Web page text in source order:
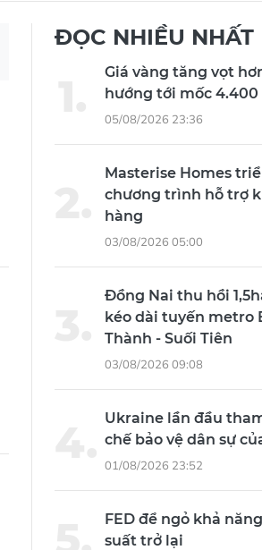
ĐỌC NHIỀU NHẤT
Giá vàng tăng vọt
hướng tới mốc 4.400
05/08/2026 23:36
Masterise Homes
chương trình hỗ trợ
hàng
03/08/2026 05:00
Đồng Nai thu hồi
kéo dài tuyến metro
Thành - Suối Tiên
03/08/2026 09:08
Ukraine lần đầu
chế bảo vệ dân sự
01/08/2026 23:52
FED để ngỏ khả
suất trở lại